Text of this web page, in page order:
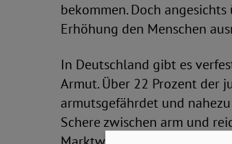
bekommen. Doch
Erhöhung den Menschen
In Deutschland gibt es
Armut. Über 22 Prozent der
armutsgefährdet und
Schere zwischen arm und